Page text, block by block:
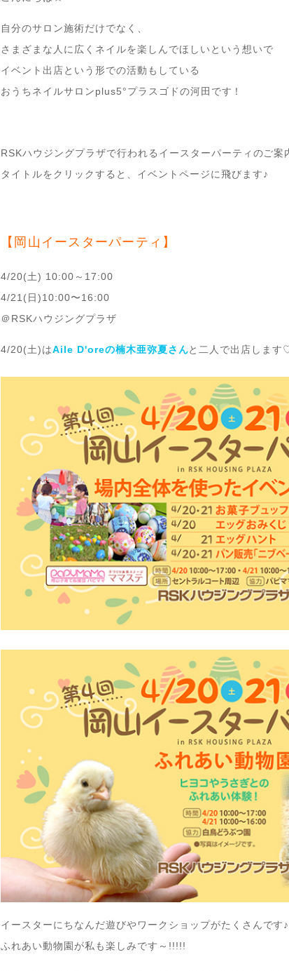
自分のサロン施術だけでなく、
さまざまな人に広くネイルを楽しんでほしいという想いで
イベント出店という形での活動もしている
おうちネイルサロンplus5°プラスゴドの河田です！
RSKハウジングプラザで行われるイースターパーティのご
タイトルをクリックすると、イベントページに飛びます♪
【岡山イースターパーティ】
4/20(土) 10:00～17:00
4/21(日)10:00〜16:00
＠RSKハウジングプラザ
4/20(土)はAile D'oreの楠木亜弥夏さんと二人で出店しま
イースターにちなんだ遊びやワークショップがたくさんです♪
ふれあい動物園が私も楽しみです～!!!!!